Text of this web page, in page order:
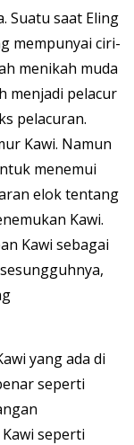
Suatu saat Eling
mempunyai ciri-
menikah muda
menjadi pelacur
pelacuran.
Kawi. Namun
menemui
elok tentang
Kawi.
Kawi sebagai
yang ada di
seperti
seperti